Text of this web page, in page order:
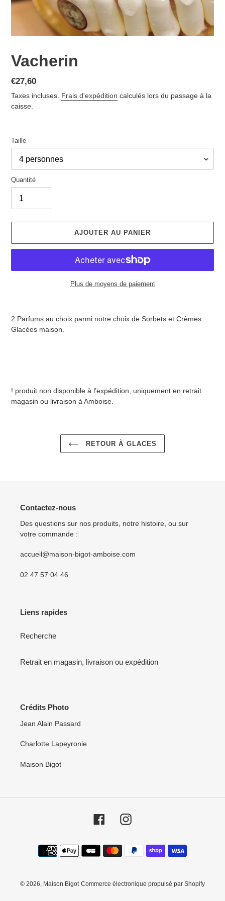
Vacherin
Prix
normal
€27,60
Taxes incluses. Frais d'expédition calculés lors du passage à la
caisse.
Taille
Quantité
AJOUTER AU PANIER
Plus de moyens de paiement
2 Parfums au choix parmi notre choix de Sorbets et Crèmes
Glacées maison.
! produit non disponible à l’expédition, uniquement en retrait
magasin ou livraison à Amboise.
RETOUR À GLACES
Contactez-nous
Des questions sur nos produits, notre histoire, ou sur
votre commande :
accueil@maison-bigot-amboise.com
02 47 57 04 46
Liens rapides
Recherche
Retrait en magasin, livraison ou expédition
Crédits Photo
Jean Alain Passard
Charlotte Lapeyronie
Maison Bigot
FacebookInstagram
Moyens
de
© 2026, Maison Bigot Commerce électronique propulsé par Shopify